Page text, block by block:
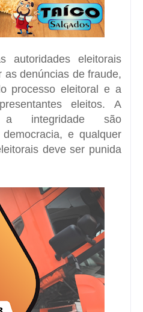
autoridades eleitorais
as denúncias de fraude,
processo eleitoral e a
eleitos. A
a integridade são
e qualquer
deve ser punida